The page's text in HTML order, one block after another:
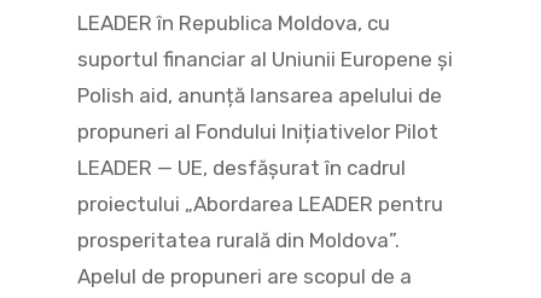
LEADER în Republica Moldova, cu
suportul financiar al Uniunii Europene și
Polish aid, anunță lansarea apelului de
propuneri al Fondului Inițiativelor Pilot
LEADER — UE, desfășurat în cadrul
proiectului „Abordarea LEADER pentru
prosperitatea rurală din Moldova”.
Apelul de propuneri are scopul de a